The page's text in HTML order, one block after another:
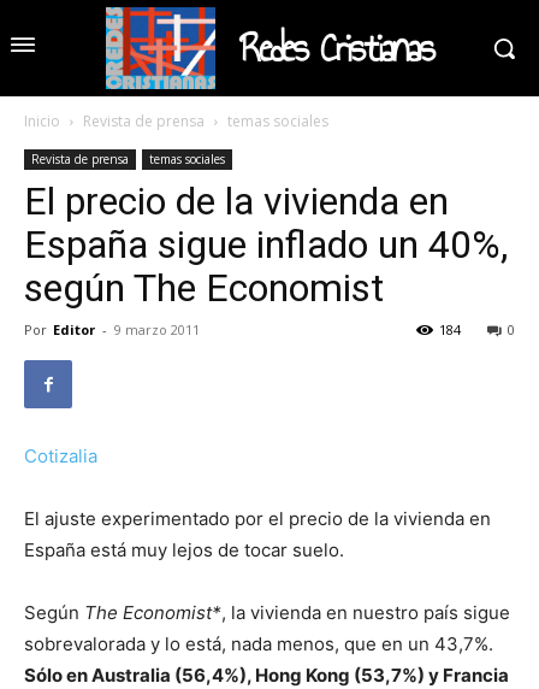
Redes Cristianas
Inicio Revista de prensa temas sociales
Revista de prensa temas sociales
El precio de la vivienda en
España sigue inflado un 40%,
según The Economist
Por Editor - 9 marzo 2011 0
184
Cotizalia
El ajuste experimentado por el precio de la vivienda en
España está muy lejos de tocar suelo.
Según The Economist*, la vivienda en nuestro país sigue
sobrevalorada y lo está, nada menos, que en un 43,7%.
Sólo en Australia (56,4%), Hong Kong (53,7%) y Francia